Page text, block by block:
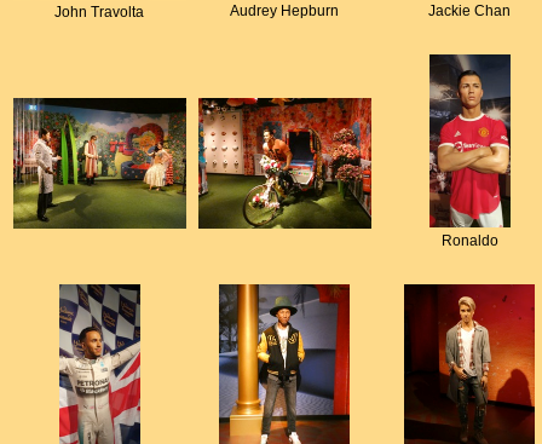
John Travolta Audrey Hepburn Jackie Chan
Ronaldo